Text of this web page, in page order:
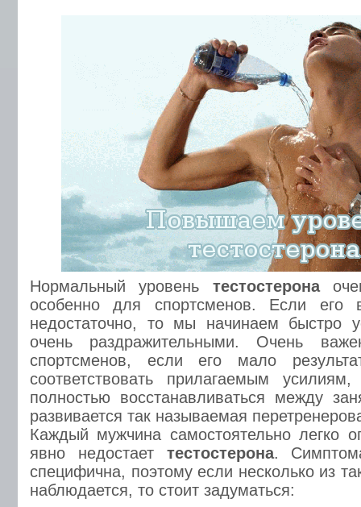
Нормальный уровень тестостерона
особенно для спортсменов. Если его
недостаточно, то мы начинаем быстро
очень раздражительными. Очень
спортсменов, если его мало
соответствовать прилагаемым
полностью восстанавливаться между
развивается так называемая
Каждый мужчина самостоятельно легко
явно недостает тестостерона.
специфична, поэтому если несколько из
наблюдается, то стоит задуматься: